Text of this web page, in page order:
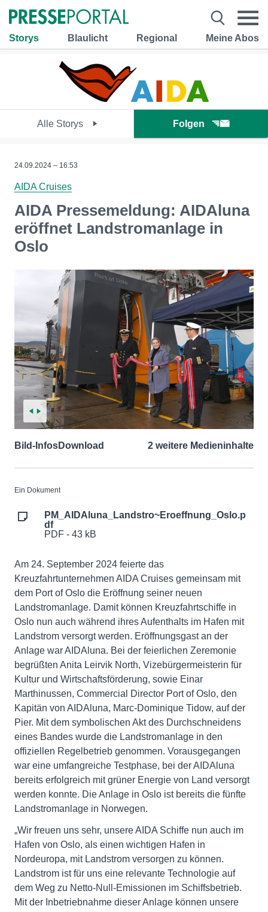
Storys Blaulicht Regional Meine Abos
Alle Storys Folgen
24.09.2024 – 16:53
AIDA Cruises
AIDA Pressemeldung: AIDAluna
eröffnet Landstromanlage in
Oslo
Bild-InfosDownload 2 weitere Medieninhalte
Ein Dokument
PM_AIDAluna_Landstro~Eroeffnung_Oslo.p
df
PDF - 43 kB
Am 24. September 2024 feierte das
Kreuzfahrtunternehmen AIDA Cruises gemeinsam mit
dem Port of Oslo die Eröffnung seiner neuen
Landstromanlage. Damit können Kreuzfahrtschiffe in
Oslo nun auch während ihres Aufenthalts im Hafen mit
Landstrom versorgt werden. Eröffnungsgast an der
Anlage war AIDAluna. Bei der feierlichen Zeremonie
begrüßten Anita Leirvik North, Vizebürgermeisterin für
Kultur und Wirtschaftsförderung, sowie Einar
Marthinussen, Commercial Director Port of Oslo, den
Kapitän von AIDAluna, Marc-Dominique Tidow, auf der
Pier. Mit dem symbolischen Akt des Durchschneidens
eines Bandes wurde die Landstromanlage in den
offiziellen Regelbetrieb genommen. Vorausgegangen
war eine umfangreiche Testphase, bei der AIDAluna
bereits erfolgreich mit grüner Energie von Land versorgt
werden konnte. Die Anlage in Oslo ist bereits die fünfte
Landstromanlage in Norwegen.
„Wir freuen uns sehr, unsere AIDA Schiffe nun auch im
Hafen von Oslo, als einen wichtigen Hafen in
Nordeuropa, mit Landstrom versorgen zu können.
Landstrom ist für uns eine relevante Technologie auf
dem Weg zu Netto-Null-Emissionen im Schiffsbetrieb.
Mit der Inbetriebnahme dieser Anlage können unsere